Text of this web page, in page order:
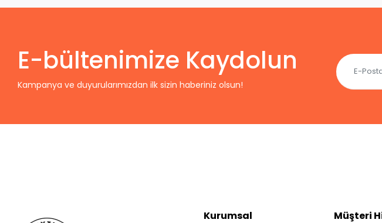
Forma Forma
E-bültenimize Kaydolun
Kampanya ve duyurularımızdan ilk sizin haberiniz olsun!
Kurumsal
Müşteri